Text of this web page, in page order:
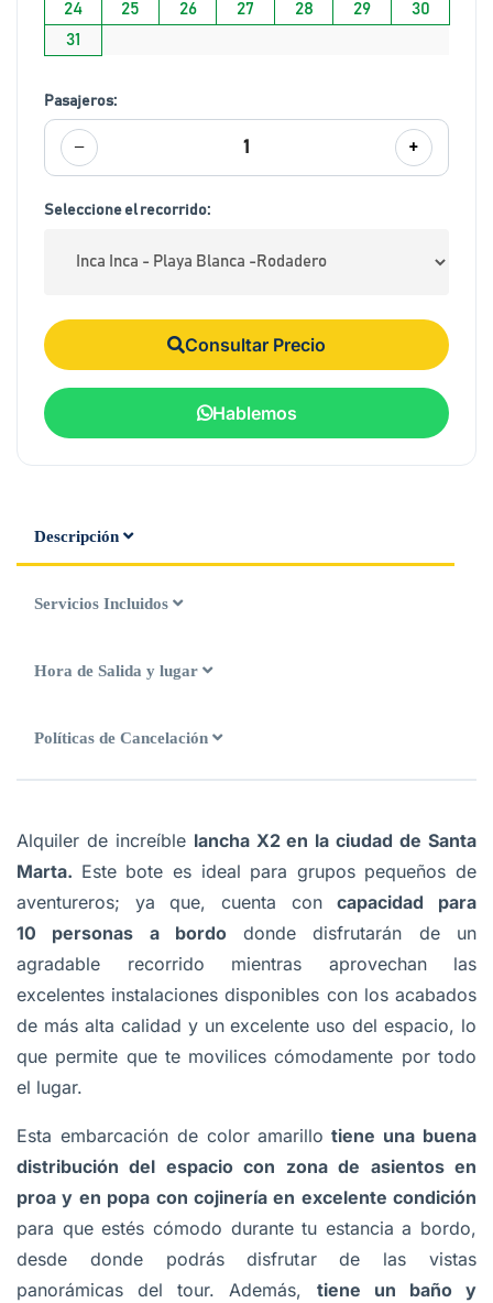
24
25 26 27 28 29
30
31
Pasajeros:
− 1 +
Seleccione el recorrido:
Consultar Precio
Hablemos
Descripción
Servicios Incluidos
Hora de Salida y lugar
Políticas de Cancelación
Alquiler de increíble lancha X2 en la ciudad de Santa
Marta. Este bote es ideal para grupos pequeños de
aventureros; ya que, cuenta concapacidad para
10 personas a bordo donde disfrutarán de un
agradable recorrido mientras aprovechan las
excelentes instalaciones disponibles con los acabados
de más alta calidad y un excelente uso del espacio, lo
que permite que te movilices cómodamente por todo
el lugar.
Esta embarcación de color amarillo tiene una buena
distribución del espacio con zona de asientos en
proa y en popa con cojinería en excelente condición
para que estés cómodo durante tu estancia a bordo,
desde donde podrás disfrutar de las vistas
panorámicas del tour. Además, tiene un baño y